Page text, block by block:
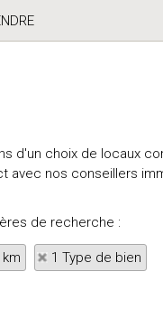
d'un choix de locaux
nos conseillers
de recherche :
1 Type de bien